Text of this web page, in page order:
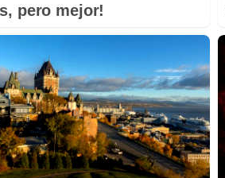
pero mejor!